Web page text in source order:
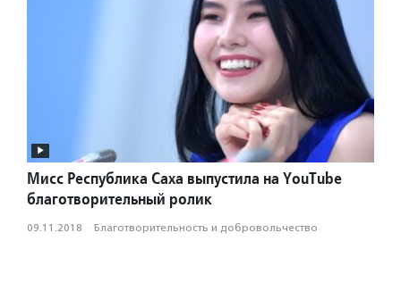
Мисс Республика Саха выпустила на YouTube
благотворительный ролик
09.11.2018 · Благотвори­тель­ность и доброволь­чест­во